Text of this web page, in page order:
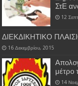
ΣτΕ
12
ΔΙΕΚΔΙΚΗΤΙΚΟ
16 Δεκεμβρίου, 2015
μέτρο
14